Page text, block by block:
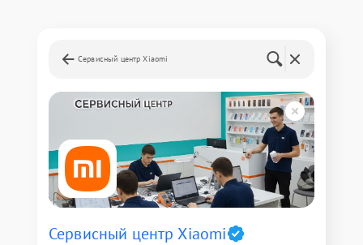
Сервисный центр Xiaomi
Сервисный центр Xiaomi